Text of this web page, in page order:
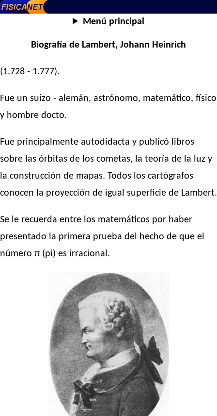
Menú principal
Biografía de Lambert, Johann Heinrich
(1.728 - 1.777).
Fue un suizo - alemán, astrónomo, matemático, físico
y hombre docto.
Fue principalmente autodidacta y publicó libros
sobre las órbitas de los cometas, la teoría de la luz y
la construcción de mapas. Todos los cartógrafos
conocen la proyección de igual superficie de Lambert.
Se le recuerda entre los matemáticos por haber
presentado la primera prueba del hecho de que el
número π (pi) es irracional.